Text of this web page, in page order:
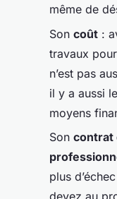
même de
Son coût :
travaux
n’est pas
il y a aussi
moyens
Son contrat
plus